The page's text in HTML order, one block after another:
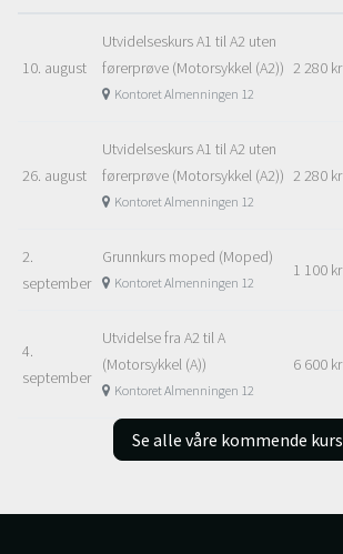
10. august
Utvidelseskurs A1 til A2 uten
førerprøve (Motorsykkel (A2))
Kontoret Almenningen 12
2 280 kr
26. august
Utvidelseskurs A1 til A2 uten
førerprøve (Motorsykkel (A2))
Kontoret Almenningen 12
2 280 kr
2.
september
Grunnkurs moped (Moped)
Kontoret Almenningen 12
1 100 kr
4.
september
Utvidelse fra A2 til A
(Motorsykkel (A))
Kontoret Almenningen 12
6 600 kr
Se alle våre kommende kurs